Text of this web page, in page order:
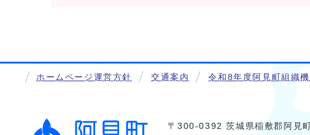
ホームページ運営方針 交通案内 令和8年度阿見町組織機
〒300-0392 茨城県稲敷郡阿見